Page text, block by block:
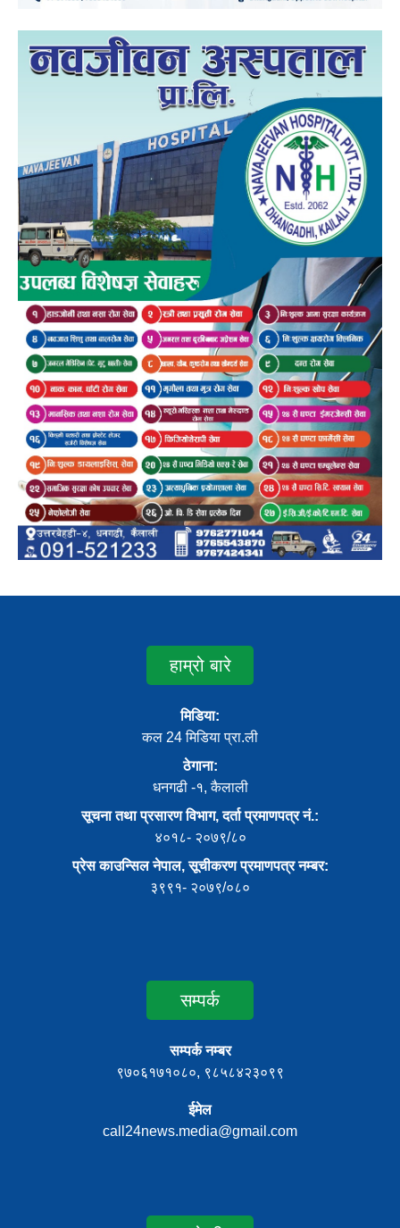
हाम्रो बारे
मिडिया:
कल 24 मिडिया प्रा.ली
ठेगाना:
धनगढी -१, कैलाली
सूचना तथा प्रसारण विभाग, दर्ता प्रमाणपत्र नं.:
४०१८- २०७९/८०
प्रेस काउन्सिल नेपाल, सूचीकरण प्रमाणपत्र नम्बर:
३९९१- २०७९/०८०
सम्पर्क
सम्पर्क नम्बर
९७०६१७१०८०, ९८५८४२३०९९
ईमेल
call24news.media@gmail.com